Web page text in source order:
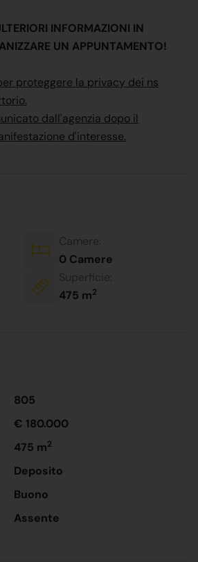
INFORMAZIONI IN
UN APPUNTAMENTO!
proteggere la privacy dei ns
dall'agenzia dopo il
d'interesse.
Camere:
0 Camere
Superficie:
475 m2
805
€ 180.000
475 m2
Deposito
Buono
Assente